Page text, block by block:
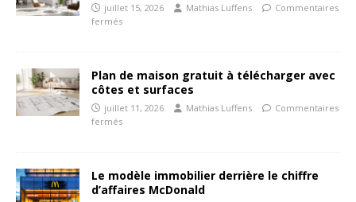
juillet 15, 2026 Mathias Luffens
Commentaires
fermés
Plan de maison gratuit à télécharger avec
côtes et surfaces
juillet 11, 2026 Mathias Luffens
Commentaires
fermés
Le modèle immobilier derrière le chiffre
d’affaires McDonald